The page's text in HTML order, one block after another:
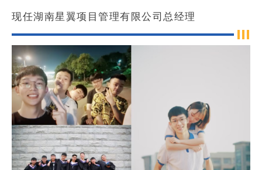
现任湖南星翼项目管理有限公司总经理